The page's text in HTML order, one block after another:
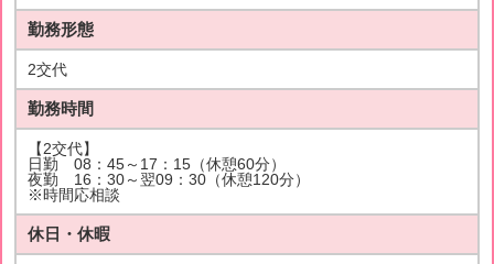
勤務形態
2交代
勤務時間
【2交代】
日勤 08：45～17：15（休憩60分）
夜勤 16：30～翌09：30（休憩120分）
※時間応相談
休日・休暇